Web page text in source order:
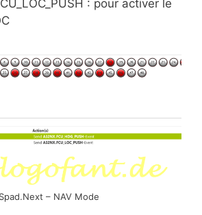
: pour activer le
Spad.Next – NAV Mode